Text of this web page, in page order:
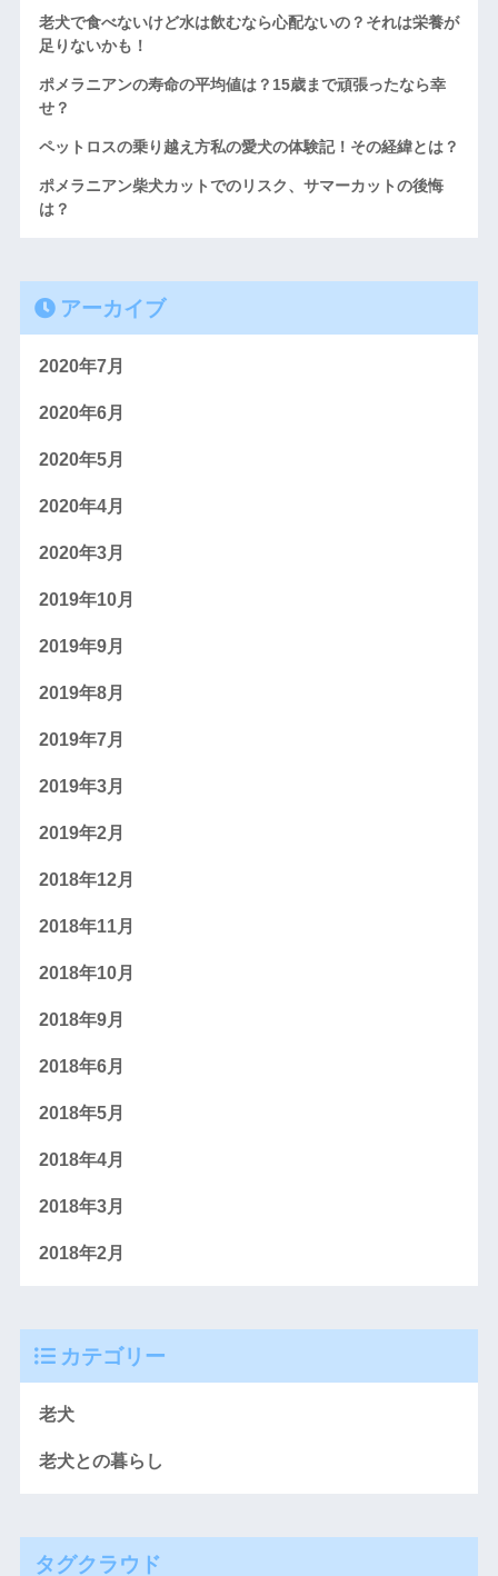
老犬で食べないけど水は飲むなら心配ないの？それは栄養が
足りないかも！
ポメラニアンの寿命の平均値は？15歳まで頑張ったなら幸
せ？
ペットロスの乗り越え方私の愛犬の体験記！その経緯とは？
ポメラニアン柴犬カットでのリスク、サマーカットの後悔
は？
アーカイブ
2020年7月
2020年6月
2020年5月
2020年4月
2020年3月
2019年10月
2019年9月
2019年8月
2019年7月
2019年3月
2019年2月
2018年12月
2018年11月
2018年10月
2018年9月
2018年6月
2018年5月
2018年4月
2018年3月
2018年2月
カテゴリー
老犬
老犬との暮らし
タグクラウド